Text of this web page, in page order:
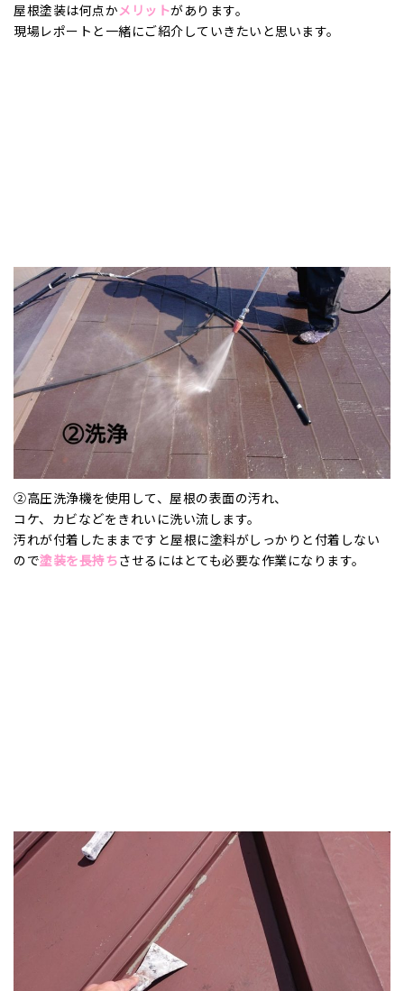
屋根塗装は何点かメリットがあります。
現場レポートと一緒にご紹介していきたいと思います。
②高圧洗浄機を使用して、屋根の表面の汚れ、
コケ、カビなどをきれいに洗い流します。
汚れが付着したままですと屋根に塗料がしっかりと付着しない
ので塗装を長持ちさせるにはとても必要な作業になります。